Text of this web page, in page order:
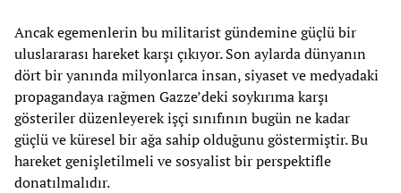
Ancak egemenlerin bu militarist gündemine güçlü bir
uluslararası hareket karşı çıkıyor. Son aylarda dünyanın
dört bir yanında milyonlarca insan, siyaset ve medyadaki
propagandaya rağmen Gazze’deki soykırıma karşı
gösteriler düzenleyerek işçi sınıfının bugün ne kadar
güçlü ve küresel bir ağa sahip olduğunu göstermiştir. Bu
hareket genişletilmeli ve sosyalist bir perspektifle
donatılmalıdır.